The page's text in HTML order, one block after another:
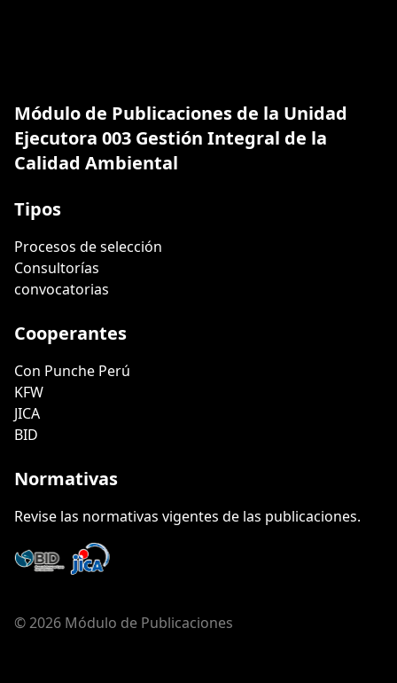
Módulo de Publicaciones de la Unidad
Ejecutora 003 Gestión Integral de la
Calidad Ambiental
Tipos
Procesos de selección
Consultorías
convocatorias
Cooperantes
Con Punche Perú
KFW
JICA
BID
Normativas
Revise las normativas vigentes de las publicaciones.
© 2026 Módulo de Publicaciones